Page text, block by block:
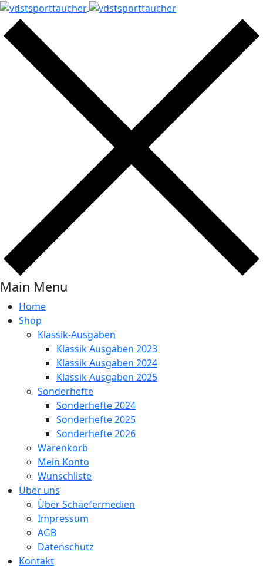
Main Menu
Home
Shop
Klassik-Ausgaben
Klassik Ausgaben 2023
Klassik Ausgaben 2024
Klassik Ausgaben 2025
Sonderhefte
Sonderhefte 2024
Sonderhefte 2025
Sonderhefte 2026
Warenkorb
Mein Konto
Wunschliste
Über uns
Über Schaefermedien
Impressum
AGB
Datenschutz
Kontakt